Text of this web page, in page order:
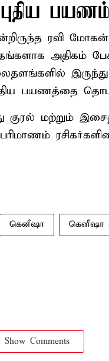
பயணம்
ரவி
அதிகம்
இருந்து
பயணத்தை
குரல் மற்றும்
கெனீஷா கெனீஷா
Show Comments